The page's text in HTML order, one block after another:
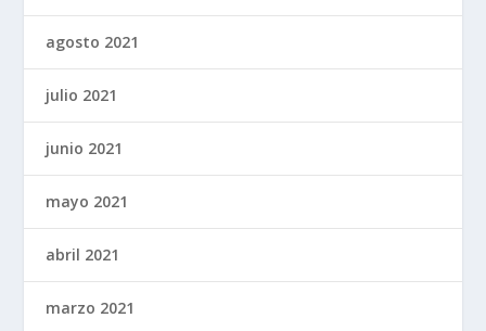
agosto 2021
julio 2021
junio 2021
mayo 2021
abril 2021
marzo 2021